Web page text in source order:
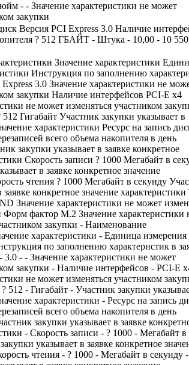
- - Значение характеристики не может
закупки
Версия PCI Express 3.0 Наличие
? 512 ГБАЙТ - Штука - 10,00 - 10
Значение характеристики
Инструкция по заполнению
3.0 Значение характеристики не
закупки Наличие интерфейсов PCI-E x4
не может изменяться участником
Гигабайт Участник закупки указывает в
характеристики Ресурс на запись
всего объема накопителя в день
закупки указывает в заявке конкретное
Скорость записи ? 1000 Мегабайт в
в заявке конкретное значение
чтения ? 1000 Мегабайт в секунду
заявке конкретное значение
Значение характеристики не может
Форм фактор M.2 Значение характеристики
закупки - Наименование
характеристики - Единица измерения
по заполнению характеристик в
3.0 - - Значение характеристики не может
закупки - Наличие интерфейсов - PCI-E
не может изменяться участником
512 - Гигабайт - Участник закупки
характеристики - Ресурс на запись
всего объема накопителя в день
закупки указывает в заявке
- Скорость записи - ? 1000 - Мегабайт в
указывает в заявке конкретное
чтения - ? 1000 - Мегабайт в секунду -